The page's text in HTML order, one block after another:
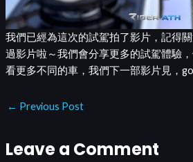
我們已經為這次的試駕拍了影片，記得
過影片啦～我們會分享更多的試駕體驗
看更多不同的車，我們下一部影片見，
← Previous Post
Leave a Comment